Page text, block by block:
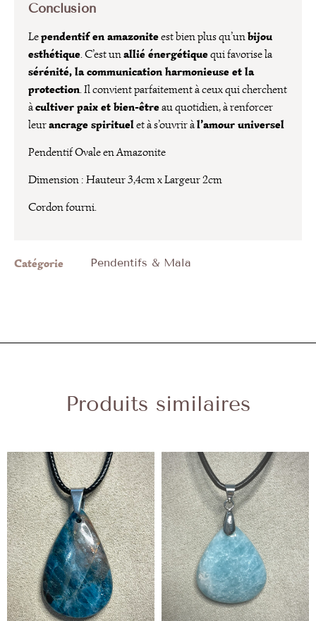
Conclusion
Lependentif en amazoniteest bien plus qu’unbijou
esthétique. C’est unallié énergétiquequi favorise la
sérénité, la communication harmonieuse et la
protection. Il convient parfaitement à ceux qui cherchent
àcultiver paix et bien-êtreau quotidien, à renforcer
leurancrage spirituelet à s’ouvrir àl’amour universel
Pendentif Ovale en Amazonite
Dimension : Hauteur 3,4cm x Largeur 2cm
Cordon fourni.
Catégorie Pendentifs & Mala
Produits similaires